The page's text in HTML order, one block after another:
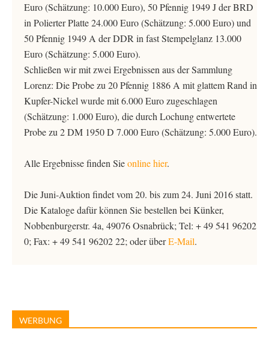
Euro (Schätzung: 10.000 Euro), 50 Pfennig 1949 J der BRD
in Polierter Platte 24.000 Euro (Schätzung: 5.000 Euro) und
50 Pfennig 1949 A der DDR in fast Stempelglanz 13.000
Euro (Schätzung: 5.000 Euro).
Schließen wir mit zwei Ergebnissen aus der Sammlung
Lorenz: Die Probe zu 20 Pfennig 1886 A mit glattem Rand in
Kupfer-Nickel wurde mit 6.000 Euro zugeschlagen
(Schätzung: 1.000 Euro), die durch Lochung entwertete
Probe zu 2 DM 1950 D 7.000 Euro (Schätzung: 5.000 Euro).
Alle Ergebnisse finden Sieonline hier.
Die Juni-Auktion findet vom 20. bis zum 24. Juni 2016 statt.
Die Kataloge dafür können Sie bestellen bei Künker,
Nobbenburgerstr. 4a, 49076 Osnabrück; Tel: + 49 541 96202
0; Fax: + 49 541 96202 22; oder überE-Mail.
WERBUNG